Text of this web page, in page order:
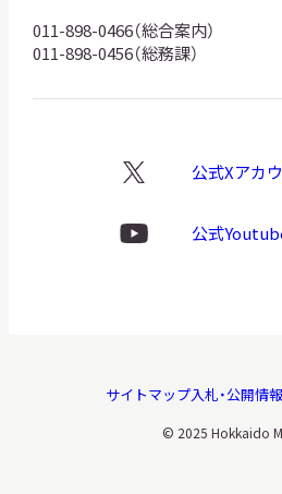
ゴ
011-898-0466（総合案内）
011-898-0456（総務課）
X
ゴ
公式Xアカ
Youtube
公式
サイトマップ入札・公開情報
© 2025 Hokkaido